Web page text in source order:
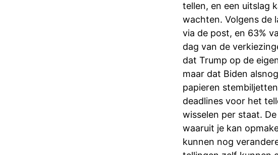
tellen, en een uitslag
wachten. Volgens de
via de post, en 63%
dag van de
dat Trump op de
maar dat Biden
papieren
deadlines voor het
wisselen per staat.
waaruit je kan
kunnen nog